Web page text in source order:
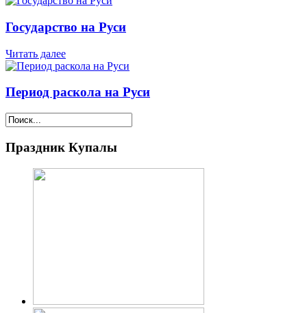
Государство на Руси
Читать далее
Период раскола на Руси
Праздник Купалы